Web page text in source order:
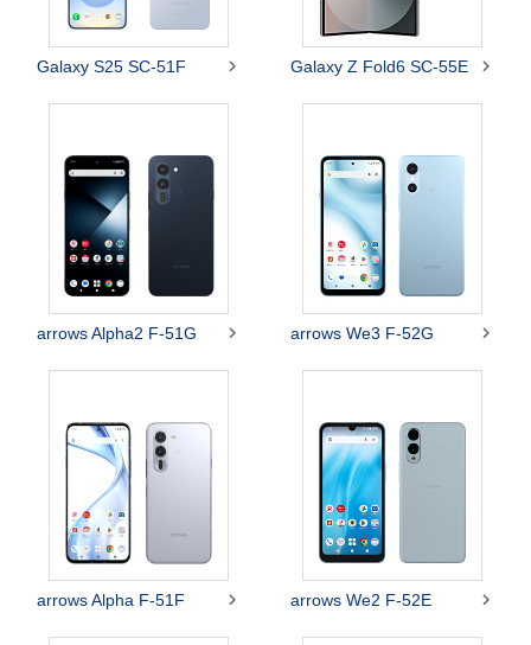
Galaxy S25 SC-51F  Galaxy Z Fold6 SC-55E 
arrows Alpha2 F-51G  arrows We3 F-52G 
arrows Alpha F-51F  arrows We2 F-52E 